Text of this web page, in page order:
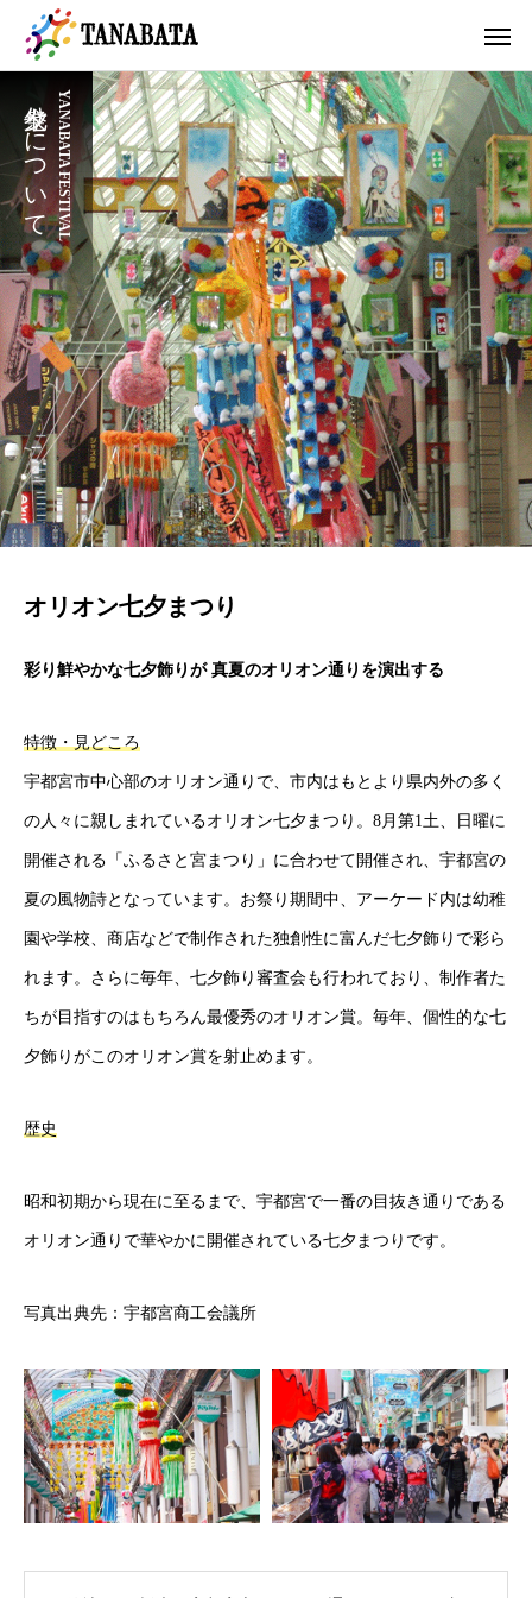
YANABATA FESTIVAL
七夕祭りについて
オリオン七夕まつり
彩り鮮やかな七夕飾りが 真夏のオリオン通りを演出する
特徴・見どころ
宇都宮市中心部のオリオン通りで、市内はもとより県内外の多く
の人々に親しまれているオリオン七夕まつり。8月第1土、日曜に
開催される「ふるさと宮まつり」に合わせて開催され、宇都宮の
夏の風物詩となっています。お祭り期間中、アーケード内は幼稚
園や学校、商店などで制作された独創性に富んだ七夕飾りで彩ら
れます。さらに毎年、七夕飾り審査会も行われており、制作者た
ちが目指すのはもちろん最優秀のオリオン賞。毎年、個性的な七
夕飾りがこのオリオン賞を射止めます。
歴史
昭和初期から現在に至るまで、宇都宮で一番の目抜き通りである
オリオン通りで華やかに開催されている七夕まつりです。
写真出典先：宇都宮商工会議所